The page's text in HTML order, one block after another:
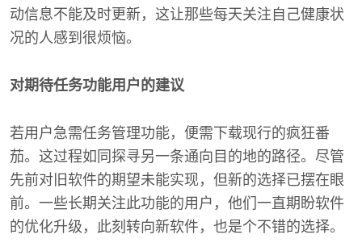
动信息不能及时更新，这让那些每天关注自己健康状
况的人感到很烦恼。
对期待任务功能用户的建议
若用户急需任务管理功能，便需下载现行的疯狂番
茄。这过程如同探寻另一条通向目的地的路径。尽管
先前对旧软件的期望未能实现，但新的选择已摆在眼
前。一些长期关注此功能的用户，他们一直期盼软件
的优化升级，此刻转向新软件，也是个不错的选择。